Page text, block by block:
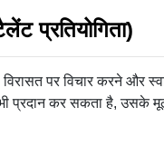
प्रतियोगिता)
पर विचार करने और
प्रदान कर सकता है, उसके